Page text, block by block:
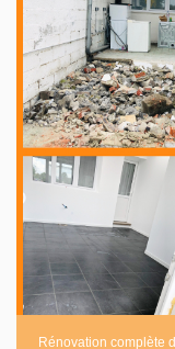
Rénovation complète